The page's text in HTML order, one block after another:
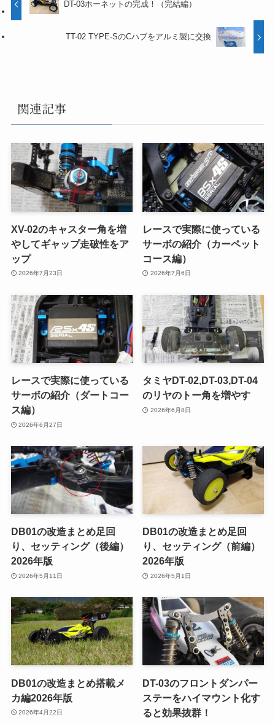
DT-03ホーネットの完成！（完結編）
TT-02 TYPE-SのCハブをアルミ製に交換
関連記事
XV-02のキャスター角を増
やしてギャップ走破性をア
ップ
2026年7月23日
レースで実際に使っている
サーボの紹介（カーペット
コース編）
2026年7月6日
レースで実際に使っている
サーボの紹介（ダートコー
ス編）
2026年6月27日
タミヤDT-02,DT-03,DT-04
のリヤのトー角を増やす
2026年6月8日
DB01の改造まとめ足回
り、セッティング（後編）
2026年版
2026年5月11日
DB01の改造まとめ足回
り、セッティング（前編）
2026年版
2026年5月1日
DB01の改造まとめ搭載メ
カ編2026年版
2026年4月22日
DT-03のフロントダンパー
ステーをハイマウント化す
ると効果抜群！